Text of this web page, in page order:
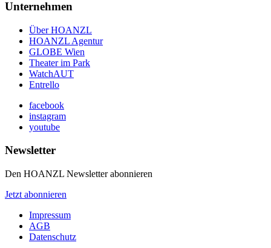
Unternehmen
Über HOANZL
HOANZL Agentur
GLOBE Wien
Theater im Park
WatchAUT
Entrello
facebook
instagram
youtube
Newsletter
Den HOANZL Newsletter abonnieren
Jetzt abonnieren
Impressum
AGB
Datenschutz